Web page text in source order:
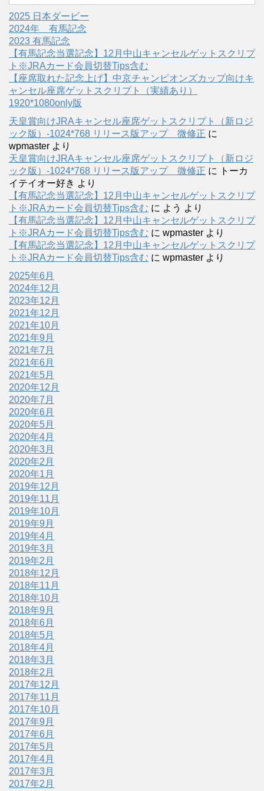
2025 日本ダービー
2024年 有馬記念
2023 有馬記念
【有馬記念当選記念】12月中山キャンセルゲットスクリプ
ト※JRAカード会員切替Tips含む
【座席取れた記念上げ】中京チャンピオンズカップ向けキ
ャンセル座席ゲットスクリプト（実績あり）
1920*1080only版
天皇賞向けJRAキャンセル座席ゲットスクリプト（新ロジ
ック版）-1024*768 リリース版アップ 微修正 に
wpmaster より
天皇賞向けJRAキャンセル座席ゲットスクリプト（新ロジ
ック版）-1024*768 リリース版アップ 微修正 に
トーカ
イテイオー好き より
【有馬記念当選記念】12月中山キャンセルゲットスクリプ
ト※JRAカード会員切替Tips含む に よう より
【有馬記念当選記念】12月中山キャンセルゲットスクリプ
ト※JRAカード会員切替Tips含む に wpmaster より
【有馬記念当選記念】12月中山キャンセルゲットスクリプ
ト※JRAカード会員切替Tips含む に wpmaster より
2025年6月
2024年12月
2023年12月
2021年12月
2021年10月
2021年9月
2021年7月
2021年6月
2021年5月
2020年12月
2020年7月
2020年6月
2020年5月
2020年4月
2020年3月
2020年2月
2020年1月
2019年12月
2019年11月
2019年10月
2019年9月
2019年4月
2019年3月
2019年2月
2018年12月
2018年11月
2018年10月
2018年9月
2018年6月
2018年5月
2018年4月
2018年3月
2018年2月
2017年12月
2017年11月
2017年10月
2017年9月
2017年6月
2017年5月
2017年4月
2017年3月
2017年2月